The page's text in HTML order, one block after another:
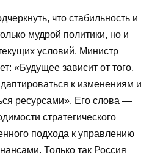
что стабильность и
мудрой политики, но и
условий. Министр
«Будущее зависит от того,
к изменениям и
ресурсами». Его слова —
стратегического
подхода к управлению
Только так Россия